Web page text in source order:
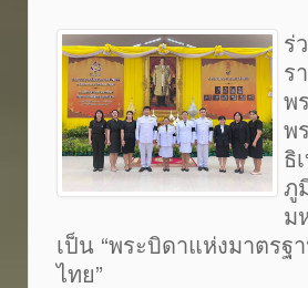
ร่
ร
พ
พ
ธิ
ภู
ม
เป็น “พระบิดาแห่งมาตรฐ
ไทย”